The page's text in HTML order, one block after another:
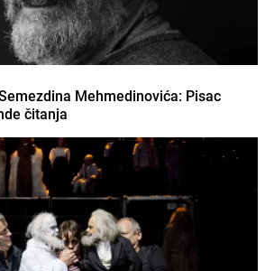
Mehmedinovića: Pisac
čitanja